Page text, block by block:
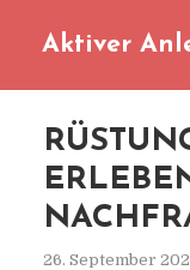
Aktiver
26. September